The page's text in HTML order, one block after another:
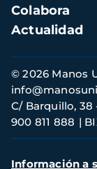
Colabora
Actualidad
Información
de
contacto
© 2026 Manos
C/ Barquillo, 38
900 811 888
Menú
Información a